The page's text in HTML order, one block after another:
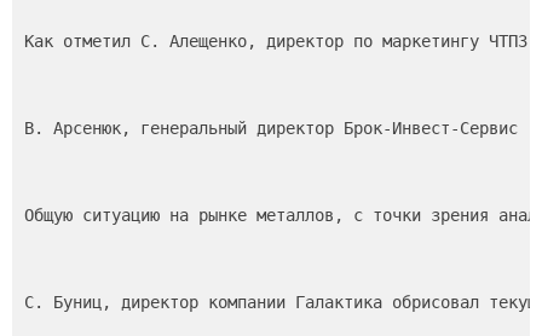
Как отметил С. Алещенко, директор по маркетингу
В. Арсенюк, генеральный директор Брок-Инвест-Сервис
Общую ситуацию на рынке металлов, с точки зрения
С. Буниц, директор компании Галактика обрисовал